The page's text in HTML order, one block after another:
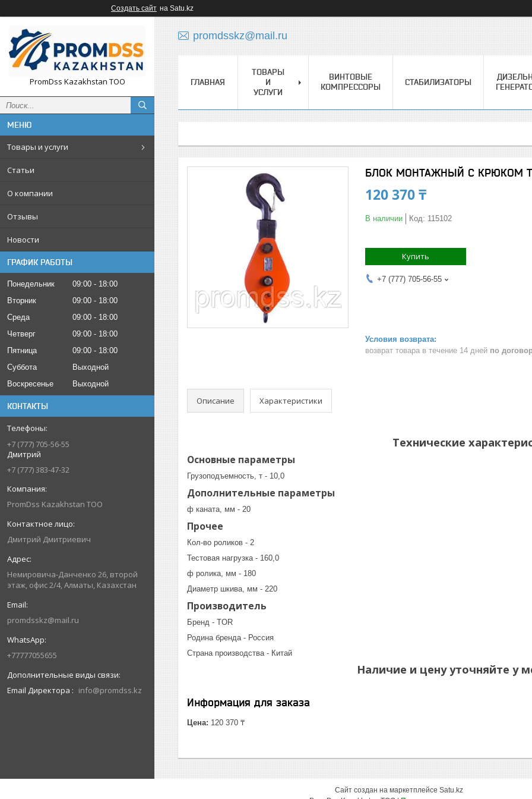
Создать сайт на Satu.kz
PromDss Kazakhstan TOO
Товары и услуги
Статьи
О компании
Отзывы
Новости
ГРАФИК РАБОТЫ
Понедельник 09:00
18:00
Вторник
09:00
18:00
Среда
09:00
18:00
Четверг
09:00
18:00
Пятница
09:00
18:00
Суббота
Выходной
Воскресенье
Выходной
КОНТАКТЫ
+7 (777) 705-56-55
Дмитрий
+7 (777) 383-47-32
PromDss Kazakhstan TOO
Дмитрий Дмитриевич
Немировича-Данченко 26, второй
этаж, офис 2/4, Алматы, Казахстан
promdsskz@mail.ru
+77777055655
Email Директора info@promdss.kz
promdsskz@mail.ru
ГЛАВНАЯ
ТОВАРЫ
И
УСЛУГИ
ВИНТОВЫЕ
КОМПРЕССОРЫ
СТАБИЛИЗАТОРЫ
БЛОК МОНТАЖНЫЙ С КРЮКОМ
120 370 ₸
В наличии Код: 115102
Купить
+7 (777) 705-56-55
возврат товара в течение 14 дней по
Описание Характеристики
Технические
Основные параметры
Грузоподъемность, т - 10,0
Дополнительные параметры
ф каната, мм - 20
Прочее
Кол-во роликов - 2
Тестовая нагрузка - 160,0
ф ролика, мм - 180
Диаметр шкива, мм - 220
Производитель
Бренд - TOR
Родина бренда - Россия
Страна производства - Китай
Наличие и цену уточняйте у
Информация для заказа
Цена: 120 370 ₸
Сайт создан на маркетплейсе Satu.kz